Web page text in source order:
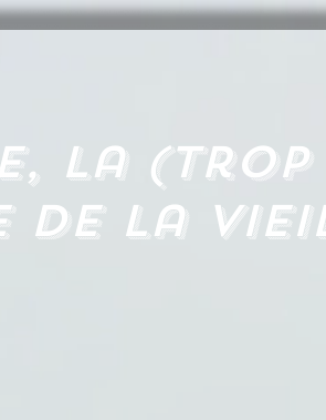
La
de la